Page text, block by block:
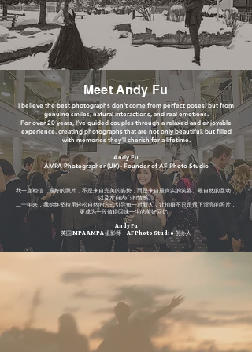
Meet Andy Fu
I believe the best photographs don’t come from perfect poses, but from
genuine smiles, natural interactions, and real emotions.
For over 20 years, I’ve guided couples through a relaxed and enjoyable
experience, creating photographs that are not only beautiful, but filled
with memories they’ll cherish for a lifetime.
Andy Fu
AMPA Photographer (UK) · Founder of AF Photo Studio
我一直相信，最好的照片，不是来自完美的姿势，而是来自最真实的笑容、最自然的互动，
以及发自内心的情感。
二十年来，我始终坚持用轻松自然的方式引导每一对新人，让拍摄不只是留下漂亮的照片，
更成为一段值得回味一生的美好回忆。
Andy Fu
英国 MPA AMPA 摄影师｜AF Photo Studio 创办人